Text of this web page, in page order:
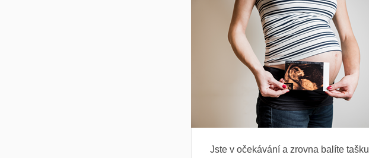
Jste v očekávání a zrovna balíte tašku